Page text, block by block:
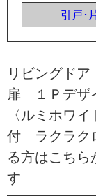
引戸･
リビングド
扉 １Ｐデ
〈ルミホワ
付 ラクラク
る方はこちら
す